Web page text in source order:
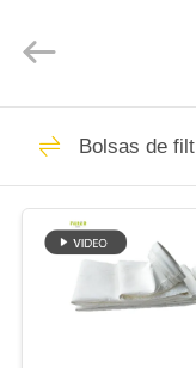
HOGAR
SOBRE
Filter
Environmental
Bolsas de